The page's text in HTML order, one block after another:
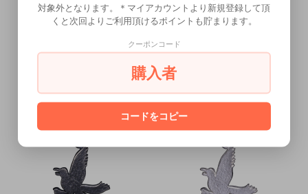
【龍頭】
【龍頭】
対象外となります。＊マイアカウントより新規登録して頂
くと次回よりご利用頂けるポイントも貯まります。
クーポンコード
購入者
コードをコピー